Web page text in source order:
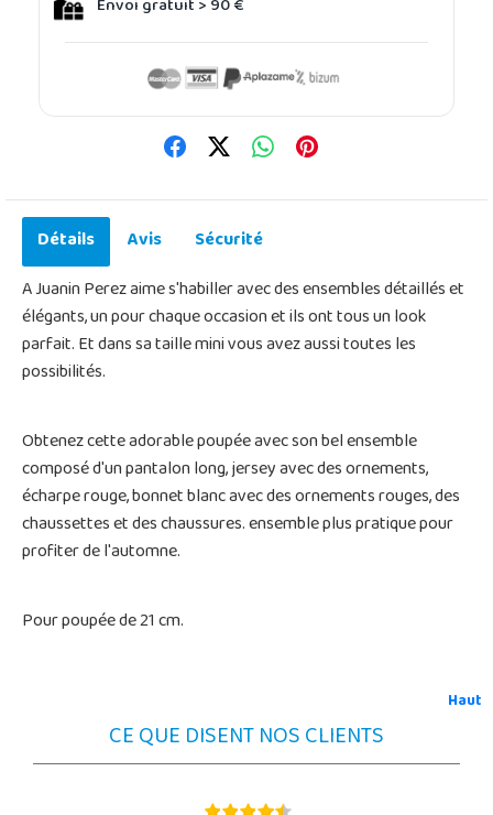
Envoi gratuit > 90 €
Détails Avis
Sécurité
A Juanin Perez aime s'habiller avec des ensembles détaillés et
élégants, un pour chaque occasion et ils ont tous un look
parfait. Et dans sa taille mini vous avez aussi toutes les
possibilités.
Obtenez cette adorable poupée avec son bel ensemble
composé d'un pantalon long, jersey avec des ornements,
écharpe rouge, bonnet blanc avec des ornements rouges, des
chaussettes et des chaussures. ensemble plus pratique pour
profiter de l'automne.
Pour poupée de 21 cm.
Haut
CE QUE DISENT NOS CLIENTS